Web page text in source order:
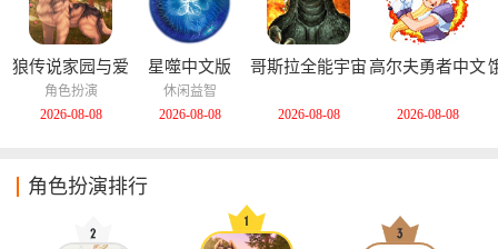
狼传说家园与爱
心中文版
角色扮演
2026-08-08
星噬中文版
休闲益智
2026-08-08
哥斯拉全能宇宙
2026-08-08
高尔夫勇者中文
2026-08-08
角色扮演排行